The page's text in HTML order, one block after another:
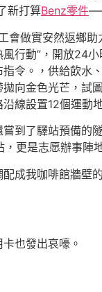
新打算Benz零件
會做實安然返鄉
行動”，開放24小
令。，供給飲水
向金色光芒，試
線設置12個運動
到了驛站預備的
更是志愿辦事陣
成我咖啡館牆壁
也發出哀嚎。